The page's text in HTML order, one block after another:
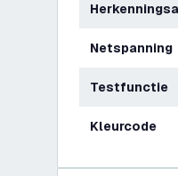
Netspanning
Testfunctie
Kleurcode